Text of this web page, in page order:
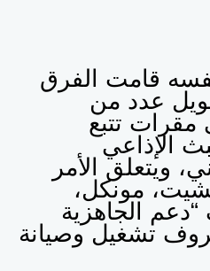
قامت الفرق
عدد من
مقرات تتبع
الإذاعي
ويتعلق الأمر
مونكل،
الجاهزية
تشغيل وصيانة